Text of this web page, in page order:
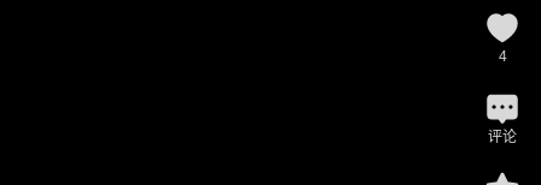
4
评论